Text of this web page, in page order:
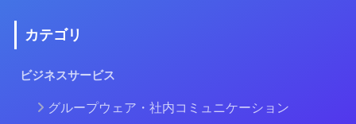
カテゴリ
ビジネスサービス
グループウェア・社内コミュニケーション